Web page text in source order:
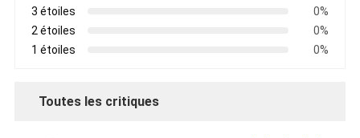
3 étoiles
0%
2 étoiles
0%
1 étoiles
0%
Toutes les critiques